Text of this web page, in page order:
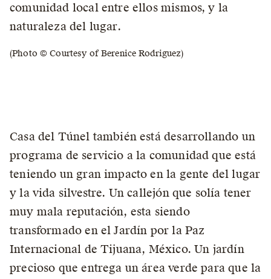
comunidad local entre ellos mismos, y la
naturaleza del lugar.
(Photo © Courtesy of Berenice Rodriguez)
Casa del Túnel también está desarrollando un
programa de servicio a la comunidad que está
teniendo un gran impacto en la gente del lugar
y la vida silvestre. Un callejón que solía tener
muy mala reputación, esta siendo
transformado en el Jardín por la Paz
Internacional de Tijuana, México. Un jardín
precioso que entrega un área verde para que la